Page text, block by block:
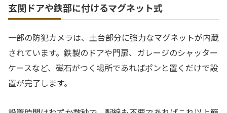
玄関ドアや鉄部に付けるマグネット式
一部の防犯カメラは、土台部分に強力なマグネットが内蔵
されています。鉄製のドアや門扉、ガレージのシャッター
ケースなど、磁石がつく場所であればポンと置くだけで設
置が完了します。